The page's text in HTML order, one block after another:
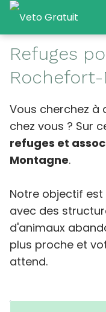
Refuges
Vous cherchez à
chez vous ? Sur
refuges et
Montagne.
Notre objectif
avec des
d'animaux
plus proche et
attend.